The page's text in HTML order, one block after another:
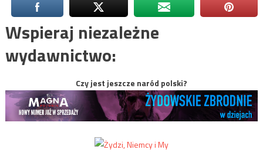
Wspieraj niezależne
wydawnictwo:
Czy jest jeszcze naród polski?